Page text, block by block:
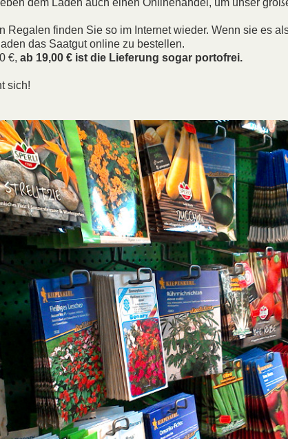
Regalen finden Sie so im Internet wieder. Wenn sie es
das Saatgut online zu bestellen.
€,ab 19,00 € ist die Lieferung sogar portofrei.
sich!